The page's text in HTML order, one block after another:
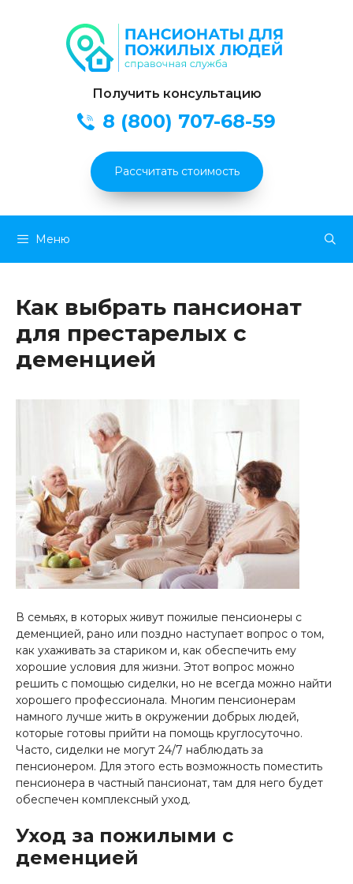
Получить консультацию
8 (800) 707-68-59
Рассчитать стоимость
Меню
Как выбрать пансионат
для престарелых с
деменцией
В семьях, в которых живут пожилые пенсионеры с
деменцией, рано или поздно наступает вопрос о том,
как ухаживать за стариком и, как обеспечить ему
хорошие условия для жизни. Этот вопрос можно
решить с помощью сиделки, но не всегда можно найти
хорошего профессионала. Многим пенсионерам
намного лучше жить в окружении добрых людей,
которые готовы прийти на помощь круглосуточно.
Часто, сиделки не могут 24/7 наблюдать за
пенсионером. Для этого есть возможность поместить
пенсионера в частный пансионат, там для него будет
обеспечен комплексный уход.
Уход за пожилыми с
деменцией